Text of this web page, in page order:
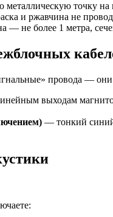
точку на
и ржавчина не
— не более 1 метра,
провода —
выходам
— тонкий синий